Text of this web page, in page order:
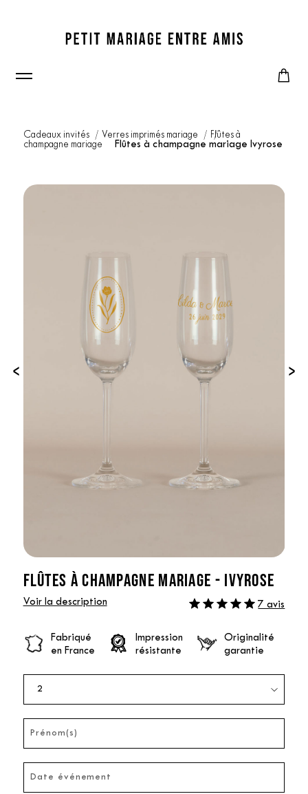
Cadeaux invités Verres imprimés mariage
Flûtes à
champagne mariage
Flûtes à champagne mariage Ivyrose
‹ ›
FLÛTES À CHAMPAGNE MARIAGE - IVYROSE
Voir la description 7 avis
Fabriqué
en France
Impression
résistante
Originalité
garantie